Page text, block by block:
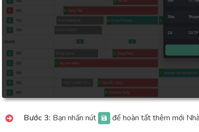
Bước 3: Bạn nhấn nút để hoàn tất thêm mới